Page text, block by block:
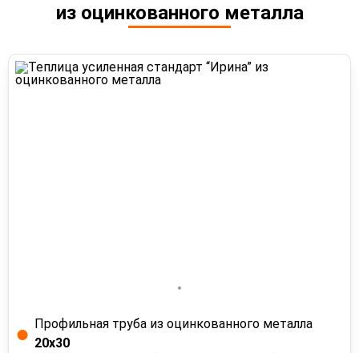
из оцинкованного металла
Профильная труба из оцинкованного металла
20х30